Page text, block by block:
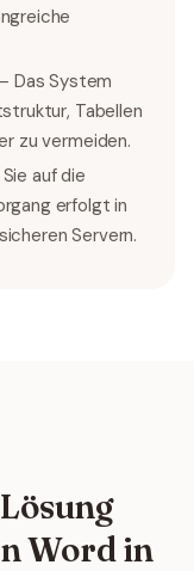
– Das System
Tabellen
zu vermeiden.
auf die
erfolgt in
Servern.
Word in